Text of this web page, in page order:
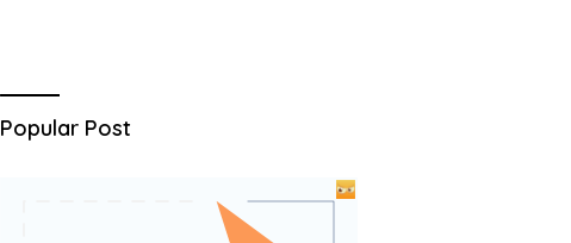
Popular Post